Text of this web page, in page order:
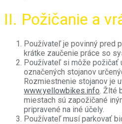
II. Požičanie a
Používateľ je povinný pred
krátke zaučenie práce so
Používateľ si môže požičať
označených stojanov
Rozmiestnenie stojanov je
www.yellowbikes.info. Žlté
miestach sú zapožičané
pripravené na iné účely.
Používateľ musí parkovať